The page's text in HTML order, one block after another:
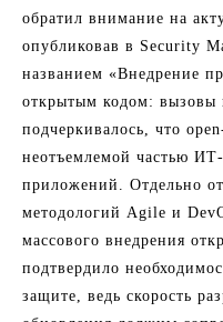
обратил внимание на
опубликовав в Security
названием «Внедрение
открытым кодом:
подчеркивалось, что
неотъемлемой частью
приложений. Отдельно
методологий Agile и
массового внедрения
подтвердило
защите, ведь скорость